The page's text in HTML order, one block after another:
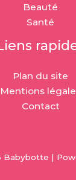
Beauté
Santé
Plan du site
Mentions
Contact
Babybotte |